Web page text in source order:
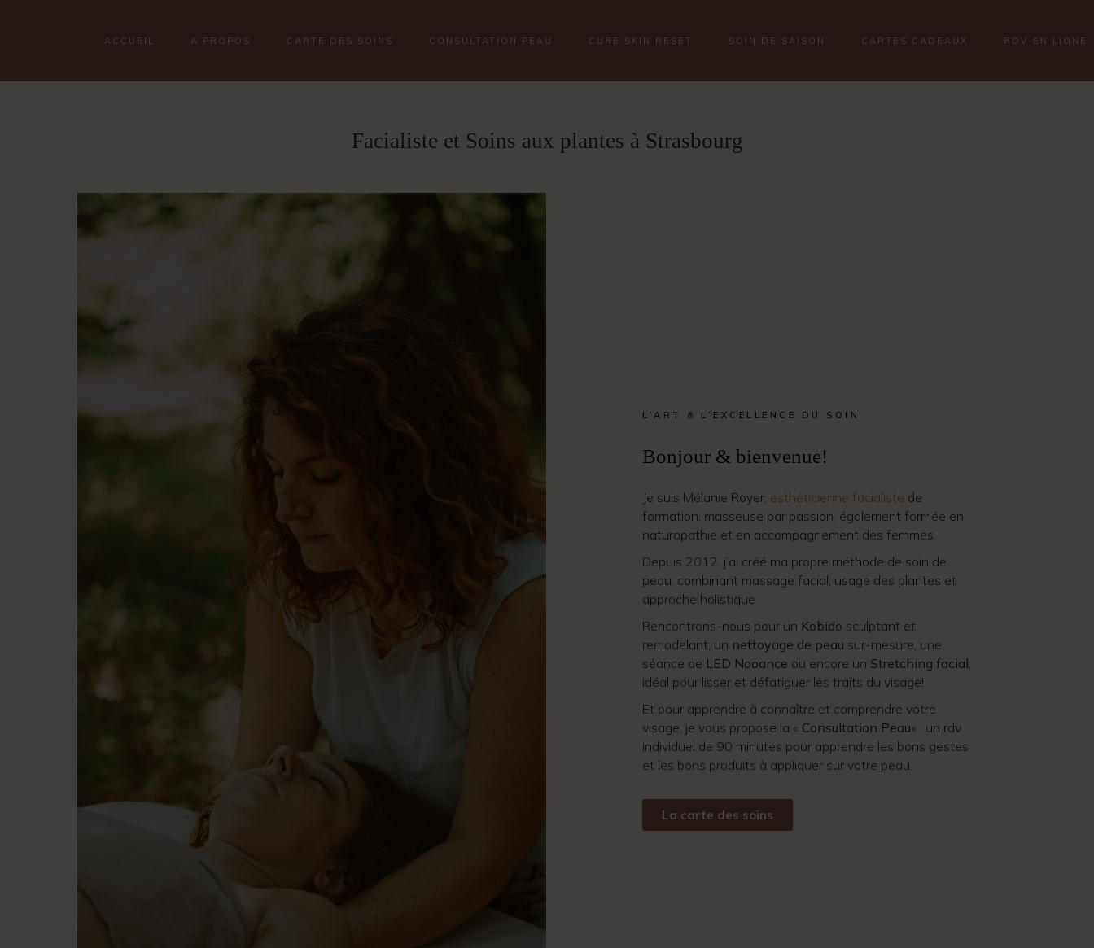
ACCUEIL A PROPOS CARTE DES SOINS CONSULTATION PEAU CURE SKIN RESET SOIN DE SAISON CARTES CADEAUX RDV EN LIGNE
Facialiste et Soins aux plantes à Strasbourg
L’ART & L’EXCELLENCE DU SOIN
Bonjour & bienvenue!
Je suis Mélanie Royer, esthéticienne facialiste de
formation, masseuse par passion, également formée en
naturopathie et en accompagnement des femmes.
Depuis 2012, j’ai créé ma propre méthode de soin de
peau, combinant massage facial, usage des plantes et
approche holistique.
Rencontrons-nous pour un Kobido sculptant et
remodelant, un nettoyage de peau sur-mesure, une
séance de LED Nooance ou encore un Stretching facial
idéal pour lisser et défatiguer les traits du visage!
Et pour apprendre à connaître et comprendre votre
visage, je vous propose la « Consultation Peau« : un rdv
individuel de 90 minutes pour apprendre les bons gestes
et les bons produits à appliquer sur votre peau.
La carte des soins